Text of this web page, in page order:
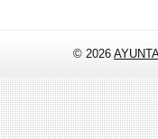
© 2026